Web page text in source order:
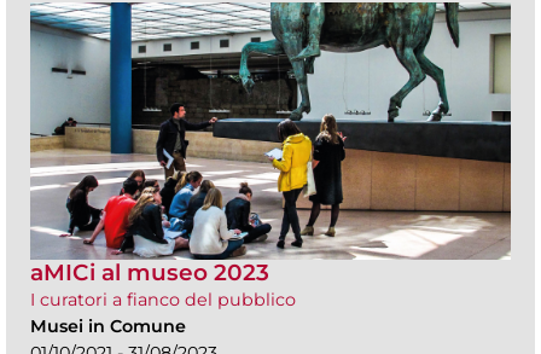
aMICi al museo 2023
I curatori a fianco del pubblico
Musei in Comune